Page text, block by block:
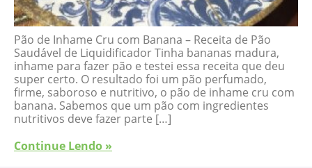
Pão de Inhame Cru com Banana – Receita de Pão
Saudável de Liquidificador Tinha bananas madura,
inhame para fazer pão e testei essa receita que deu
super certo. O resultado foi um pão perfumado,
firme, saboroso e nutritivo, o pão de inhame cru com
banana. Sabemos que um pão com ingredientes
nutritivos deve fazer parte […]
Continue Lendo »